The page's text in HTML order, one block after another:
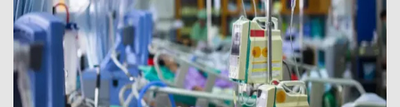
VİDEO GALERİ
KÜNYE
İLETİŞİM